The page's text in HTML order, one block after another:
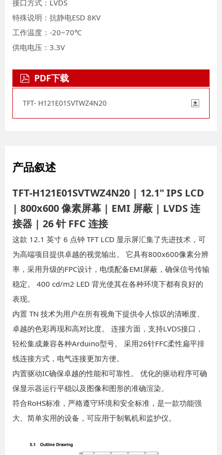
接口方式：LVDS
特殊说明：抗静电ESD 8KV
工作温度：-20~70℃
供电电压：3.3V
PDF下载
TFT- H121E01SVTWZ4N20
产品叙述
TFT-H121E01SVTWZ4N20 | 12.1" IPS LCD
| 800x600 像素屏幕 | EMI 屏蔽 | LVDS 连
接器 | 26 针 FFC 连接
这款 12.1 英寸 6 点钟 TFT LCD 显示屏汇集了先进技术，可
为高端项目提供卓越的视觉输出。 它具有800x600像素分辨
率，采用升级的FPC设计，电缆配备EMI屏蔽，确保信号传输
稳定。 400 cd/m2 LED 背光使其在各种环境下都有良好的
表现。
内置 TN 技术为用户在所有视角下提供令人惊叹的清晰度、
卓越的色彩再现和高对比度。 连接方面，支持LVDS接口，
轻松集成兼容各种Arduino型号。 采用26针FFC柔性扁平排
线连接方式，电气连接更加方便。
内置驱动IC确保卓越的性能和可靠性。 优化的驱动程序可确
保显示器运行平稳以及图像和图形的准确渲染。
符合RoHS标准，严格遵守环境和安全标准，是一款功能强
大、简单实用的设备，可应用于制氧机和监护仪。